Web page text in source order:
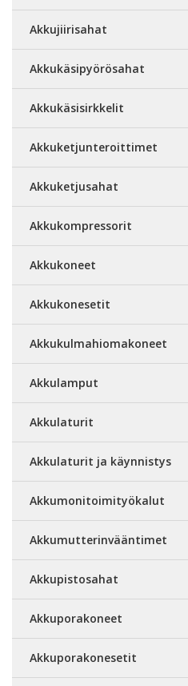
Akkujiirisahat
Akkukäsipyörösahat
Akkukäsisirkkelit
Akkuketjunteroittimet
Akkuketjusahat
Akkukompressorit
Akkukoneet
Akkukonesetit
Akkukulmahiomakoneet
Akkulamput
Akkulaturit
Akkulaturit ja käynnistys
Akkumonitoimityökalut
Akkumutterinvääntimet
Akkupistosahat
Akkuporakoneet
Akkuporakonesetit